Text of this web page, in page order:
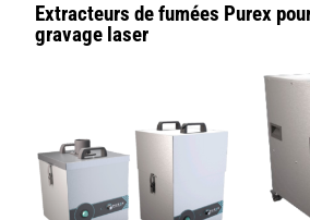
Extracteurs de fumées Purex
gravage laser